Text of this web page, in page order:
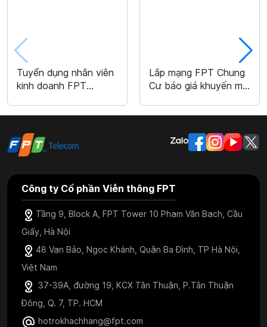
Tuyển dụng nhân viên
kinh doanh FPT
Lắp mạng FPT Chung
Cư báo giá khuyến mãi
Công ty Cổ phần Viễn thông FPT
Tầng 9, Block A, FPT Tower 10 Phạm Văn Bạch, Cầu
Giấy, Hà Nội
48 Vạn Bảo, Ngọc Khánh, Quận Ba Đình, TP Hà Nội,
Việt Nam
37-39A, đường 19, KCX Tân Thuận, P.Tân Thuận
Đông, Q. 7, TP. HCM
hotrokhachhang@fpt.com